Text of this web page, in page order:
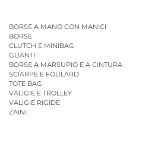
BORSE A MANO CON MANICI
BORSE
CLUTCH E MINIBAG
GUANTI
BORSE A MARSUPIO E A CINTURA
SCIARPE E FOULARD
TOTE BAG
VALIGIE E TROLLEY
VALIGIE RIGIDE
ZAINI